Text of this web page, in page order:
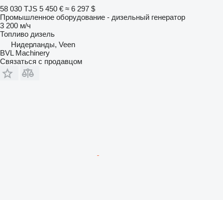
58 030 TJS 5 450 € ≈ 6 297 $
Промышленное оборудование - дизельный генератор
3 200 м/ч
Топливо дизель
Нидерланды, Veen
BVL Machinery
Связаться с продавцом